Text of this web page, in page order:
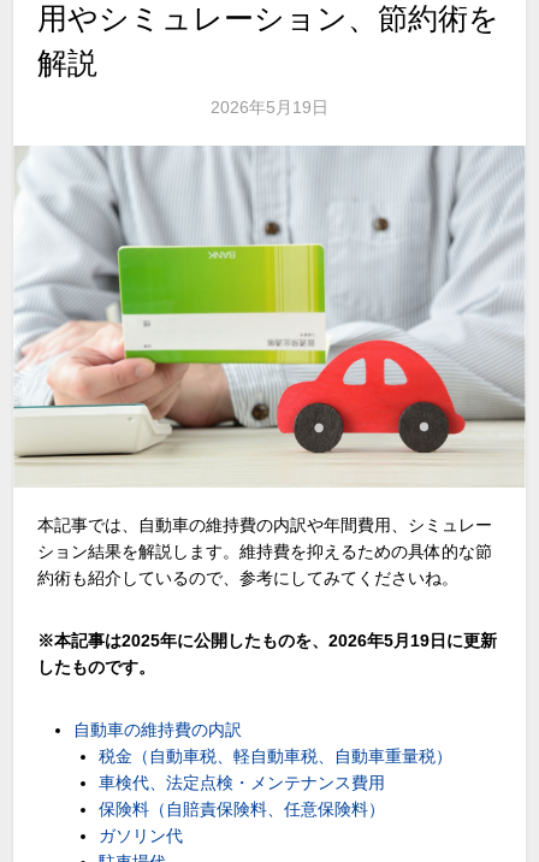
用やシミュレーション、節約術を
解説
2026年5月19日
本記事では、自動車の維持費の内訳や年間費用、シミュレー
ション結果を解説します。維持費を抑えるための具体的な節
約術も紹介しているので、参考にしてみてくださいね。
※本記事は2025年に公開したものを、2026年5月19日に更新
したものです。
自動車の維持費の内訳
税金（自動車税、軽自動車税、自動車重量税）
車検代、法定点検・メンテナンス費用
保険料（自賠責保険料、任意保険料）
ガソリン代